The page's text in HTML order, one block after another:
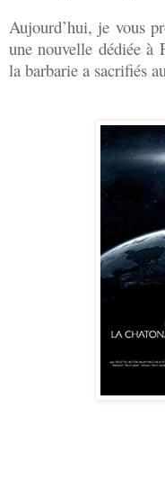
Aujourd’hui, je vous
une nouvelle dédiée à
la barbarie a sacrifiés